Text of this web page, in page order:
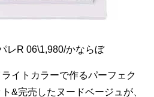
レR 06\1,980/かならぼ
イトカラーで作るパーフェク
&完売したヌードベージュが、